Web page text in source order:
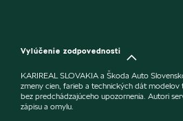
Vylúčenie zodpovednosti
KARIREAL SLOVAKIA a Škoda Auto
zmeny cien, farieb a technických dát modelov
bez predchádzajúceho upozornenia. Autori
zápisu a omylu.